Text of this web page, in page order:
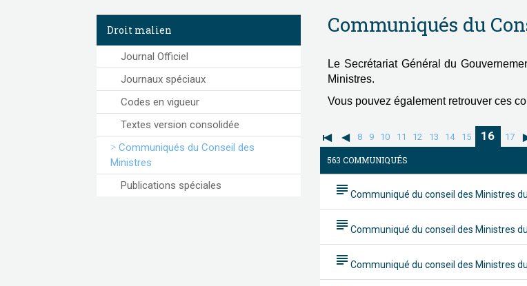
Droit malien
Journal Officiel
Journaux spéciaux
Codes en vigueur
Textes version consolidée
Communiqués du Conseil des
Ministres
Publications spéciales
Communiqués du
Le Secrétariat Général du
Ministres.
Vous pouvez également retrouver ces
8 9 10 11 12 13 14 15 16 17
563 COMMUNIQUÉS
subject Communiqué du conseil des Ministres
subject Communiqué du conseil des Ministres
subject Communiqué du conseil des Ministres